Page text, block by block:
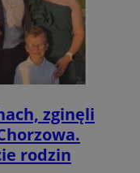
zginęli
rodzin